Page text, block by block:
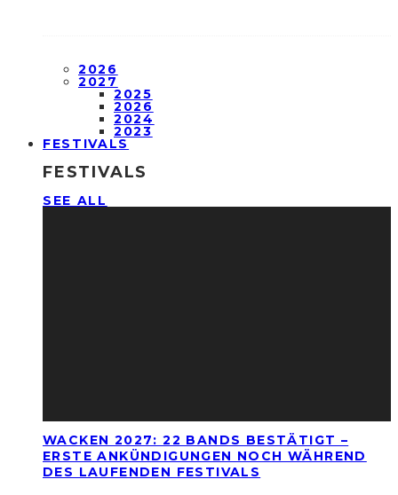
2026
2027
2025
2026
2024
2023
FESTIVALS
FESTIVALS
SEE ALL
WACKEN 2027: 22 BANDS BESTÄTIGT –
ERSTE ANKÜNDIGUNGEN NOCH WÄHREND
DES LAUFENDEN FESTIVALS